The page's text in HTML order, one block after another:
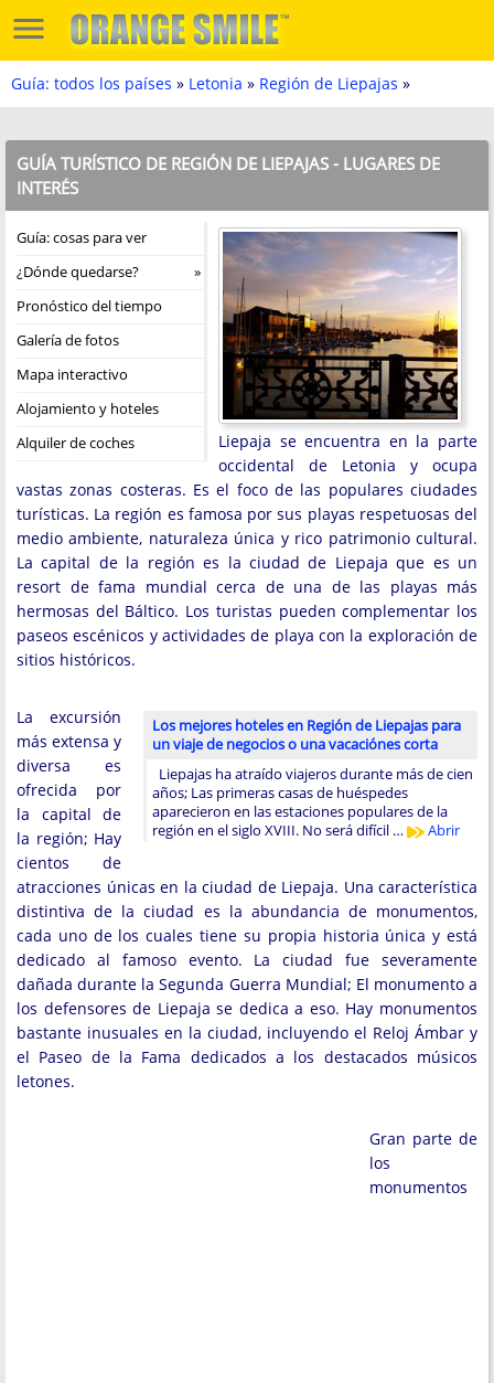
Guía: todos los países » Letonia » Región de Liepajas »
GUÍA TURÍSTICO DE REGIÓN DE LIEPAJAS - LUGARES DE
INTERÉS
Guía: cosas para ver
¿Dónde quedarse?
Pronóstico del tiempo
Galería de fotos
Mapa interactivo
Alojamiento y hoteles
Alquiler de coches
Liepaja se encuentra en la parte
occidental de Letonia y ocupa
vastas zonas costeras. Es el foco de las populares ciudades
turísticas. La región es famosa por sus playas respetuosas del
medio ambiente, naturaleza única y rico patrimonio cultural.
La capital de la región es la ciudad de Liepaja que es un
resort de fama mundial cerca de una de las playas más
hermosas del Báltico. Los turistas pueden complementar los
paseos escénicos y actividades de playa con la exploración de
sitios históricos.
Los mejores hoteles en Región de Liepajas para
un viaje de negocios o una vacaciónes corta
Liepajas ha atraído viajeros durante más de cien
años; Las primeras casas de huéspedes
aparecieron en las estaciones populares de la
región en el siglo XVIII. No será difícil …
Abrir
La excursión
más extensa y
diversa es
ofrecida por
la capital de
la región; Hay
cientos de
atracciones únicas en la ciudad de Liepaja. Una característica
distintiva de la ciudad es la abundancia de monumentos,
cada uno de los cuales tiene su propia historia única y está
dedicado al famoso evento. La ciudad fue severamente
dañada durante la Segunda Guerra Mundial; El monumento a
los defensores de Liepaja se dedica a eso. Hay monumentos
bastante inusuales en la ciudad, incluyendo el Reloj Ámbar y
el Paseo de la Fama dedicados a los destacados músicos
letones.
Gran parte de
los
monumentos